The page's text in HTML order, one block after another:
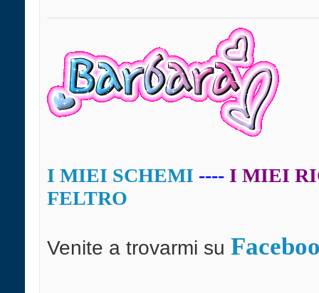
I MIEI SCHEMI ---- I MIEI
FELTRO
Venite a trovarmi su